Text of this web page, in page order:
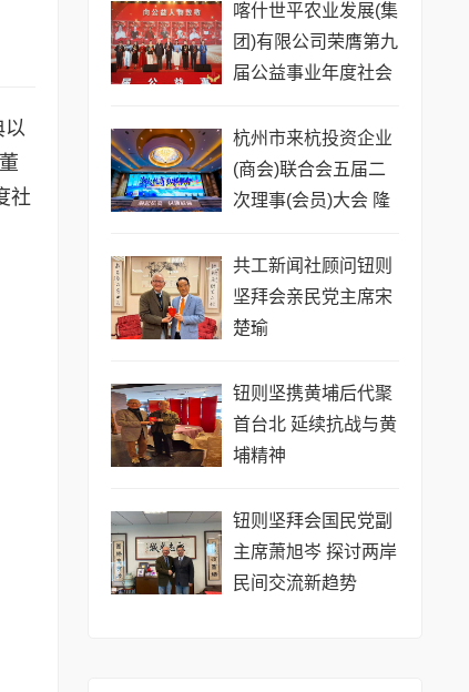
以
社
喀什世平农业发展(集
团)有限公司荣膺第九
届公益事业年度社会
杭州市来杭投资企业
(商会)联合会五届二
次理事(会员)大会 隆
共工新闻社顾问钮则
坚拜会亲民党主席宋
楚瑜
钮则坚携黄埔后代聚
首台北 延续抗战与黄
埔精神
钮则坚拜会国民党副
主席萧旭岑 探讨两岸
民间交流新趋势